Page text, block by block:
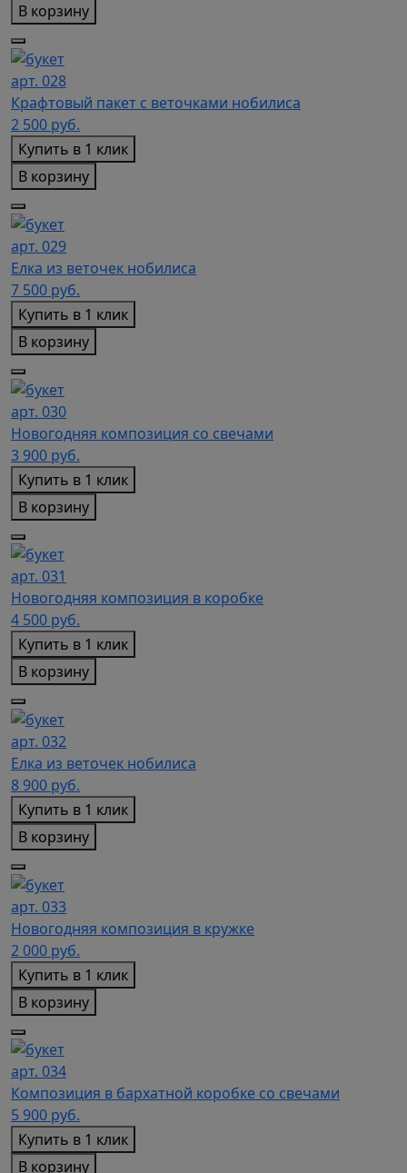
В корзину
арт. 028
Крафтовый пакет с веточками нобилиса
2 500 руб.
Купить в 1 клик
В корзину
арт. 029
Елка из веточек нобилиса
7 500 руб.
Купить в 1 клик
В корзину
арт. 030
Новогодняя композиция со свечами
3 900 руб.
Купить в 1 клик
В корзину
арт. 031
Новогодняя композиция в коробке
4 500 руб.
Купить в 1 клик
В корзину
арт. 032
Елка из веточек нобилиса
8 900 руб.
Купить в 1 клик
В корзину
арт. 033
Новогодняя композиция в кружке
2 000 руб.
Купить в 1 клик
В корзину
арт. 034
Композиция в бархатной коробке со свечами
5 900 руб.
Купить в 1 клик
В корзину